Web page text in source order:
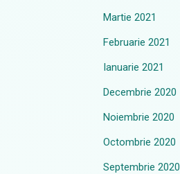
Martie 2021
Februarie 2021
Ianuarie 2021
Decembrie 2020
Noiembrie 2020
Octombrie 2020
Septembrie 2020